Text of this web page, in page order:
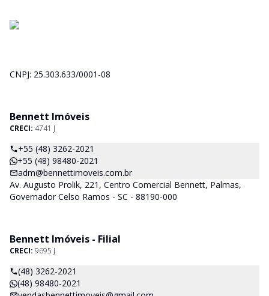
CNPJ: 25.303.633/0001-08
Bennett Imóveis
CRECI: 4741 J
+55 (48) 3262-2021
+55 (48) 98480-2021
adm@bennettimoveis.com.br
Av. Augusto Prolik, 221, Centro Comercial Bennett, Palmas,
Governador Celso Ramos - SC - 88190-000
Bennett Imóveis - Filial
CRECI: 9695 J
(48) 3262-2021
(48) 98480-2021